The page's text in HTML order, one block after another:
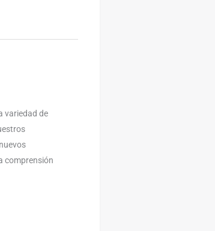
variedad de
comprensión